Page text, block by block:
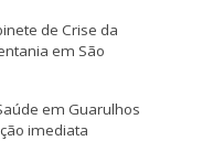
de Crise da
em São
em Guarulhos
imediata